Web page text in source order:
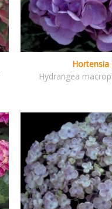
Hortensia
Hydrangea